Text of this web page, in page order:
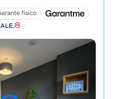
físico